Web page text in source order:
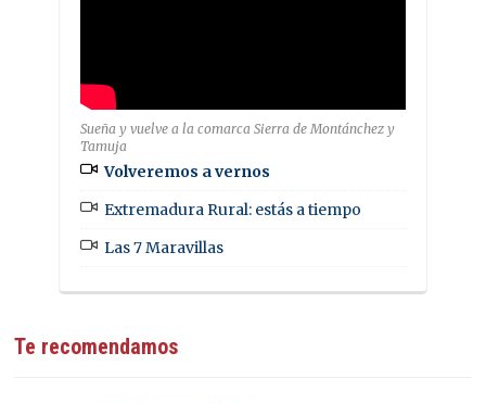
Sueña y vuelve a la comarca Sierra de Montánchez y
Tamuja
Volveremos a vernos
Extremadura Rural: estás a tiempo
Las 7 Maravillas
Te recomendamos